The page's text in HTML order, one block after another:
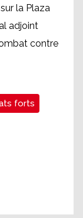
la Plaza
adjoint
contre
forts